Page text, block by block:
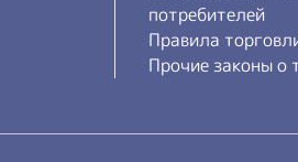
потребителей
Правила
Прочие законы о